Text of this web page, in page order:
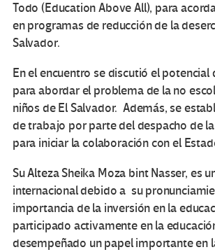
Todo (Education Above All), para
en programas de reducción de la
Salvador.
En el encuentro se discutió el potencial
para abordar el problema de la no
niños de El Salvador. Además, se
de trabajo por parte del despacho de
para iniciar la colaboración con el
Su Alteza Sheika Moza bint Nasser, es
internacional debido a su
importancia de la inversión en la
participado activamente en la
desempeñado un papel importante en